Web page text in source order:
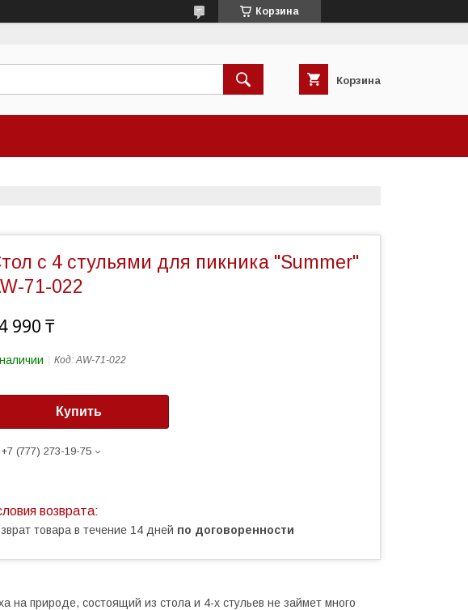
Корзина
Корзина
с 4 стульями для пикника "Summer"
71-022
990 ₸
Код:AW-71-022
Купить
+7 (777) 273-19-75
товара в течение 14 дней по договоренности
на природе, состоящий из стола и 4-х стульев не займет много